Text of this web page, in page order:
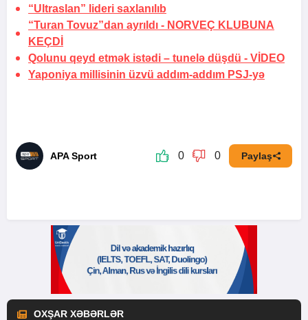
“Ultraslan” lideri saxlanılıb
“Turan Tovuz”dan ayrıldı - NORVEÇ KLUBUNA
KEÇDİ
Qolunu qeyd etmək istədi – tunelə düşdü - VİDEO
Yaponiya millisinin üzvü addım-addım PSJ-yə
APA Sport 0 0 Paylaş
OXŞAR XƏBƏRLƏR